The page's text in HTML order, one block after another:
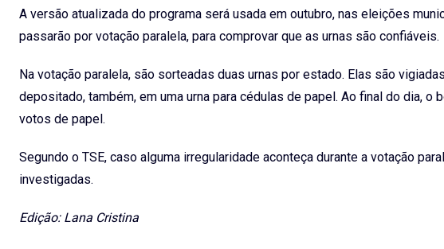
A versão atualizada do programa será usada em outubro, nas eleições
passarão por votação paralela, para comprovar que as urnas são confiáveis.
Na votação paralela, são sorteadas duas urnas por estado. Elas são
depositado, também, em uma urna para cédulas de papel. Ao final do dia,
votos de papel.
Segundo o TSE, caso alguma irregularidade aconteça durante a votação
investigadas.
Edição: Lana Cristina